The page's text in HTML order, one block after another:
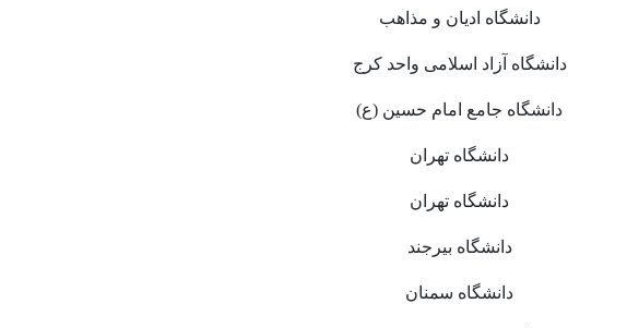
دانشگاه ادیان و مذاهب
دانشگاه آزاد اسلامی واحد کرج
دانشگاه جامع امام حسین (ع)
دانشگاه تهران
دانشگاه تهران
دانشگاه بیرجند
دانشگاه سمنان